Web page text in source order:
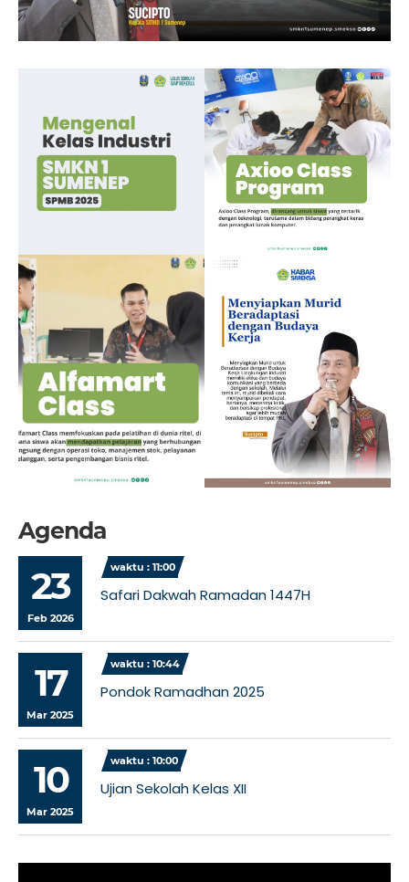
Agenda
23
Feb 2026
waktu : 11:00
Safari Dakwah Ramadan 1447H
17
Mar 2025
waktu : 10:44
Pondok Ramadhan 2025
10
Mar 2025
waktu : 10:00
Ujian Sekolah Kelas XII